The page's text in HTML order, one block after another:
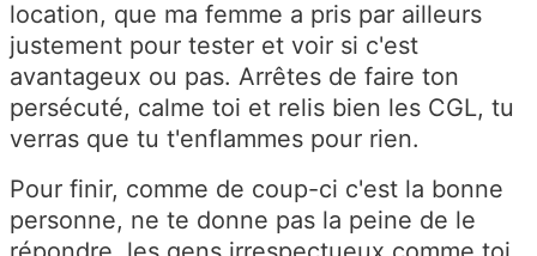
location, que ma femme a pris par ailleurs
justement pour tester et voir si c'est
avantageux ou pas. Arrêtes de faire ton
persécuté, calme toi et relis bien les CGL, tu
verras que tu t'enflammes pour rien.
Pour finir, comme de coup-ci c'est la bonne
personne, ne te donne pas la peine de le